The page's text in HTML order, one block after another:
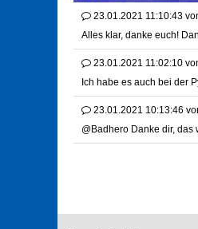
23.01.2021 11:10:43
Alles klar, danke euch!
23.01.2021 11:02:10
Ich habe es auch bei der
23.01.2021 10:13:46
@Badhero Danke dir, das